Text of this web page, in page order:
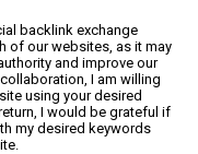
backlink exchange
of our websites, as it may
and improve our
I am willing
using your desired
I would be grateful if
my desired keywords